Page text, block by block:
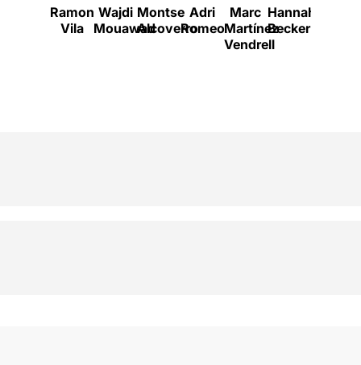
Ramon
Vila
Wajdi
Mouawad
Montse
Alcoverro
Adri
Romeo
Marc
Martínez
Vendrell
Hannah
Becker